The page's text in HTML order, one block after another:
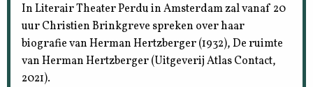
In Literair Theater Perdu in Amsterdam zal vanaf 20
uur Christien Brinkgreve spreken over haar
biografie van Herman Hertzberger (1932), De ruimte
van Herman Hertzberger (Uitgeverij Atlas Contact,
2021).